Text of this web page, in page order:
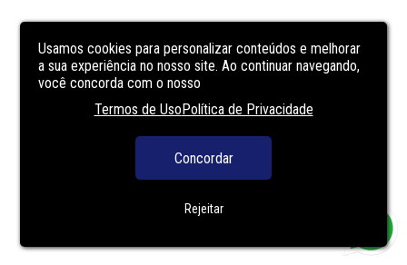
Usamos cookies para personalizar conteúdos e melhorar
a sua experiência no nosso site. Ao continuar navegando,
você concorda com o nosso
Termos de UsoPolítica de Privacidade
Concordar
Rejeitar